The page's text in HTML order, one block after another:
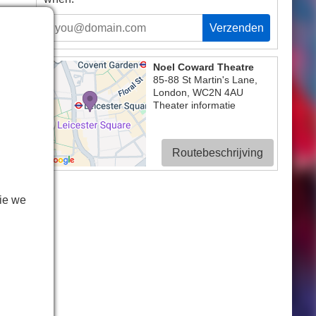
Verzenden
Noel Coward Theatre
85-88 St Martin's Lane
London ,WC2N 4AU
Theater informatie
Routebeschrijving
we